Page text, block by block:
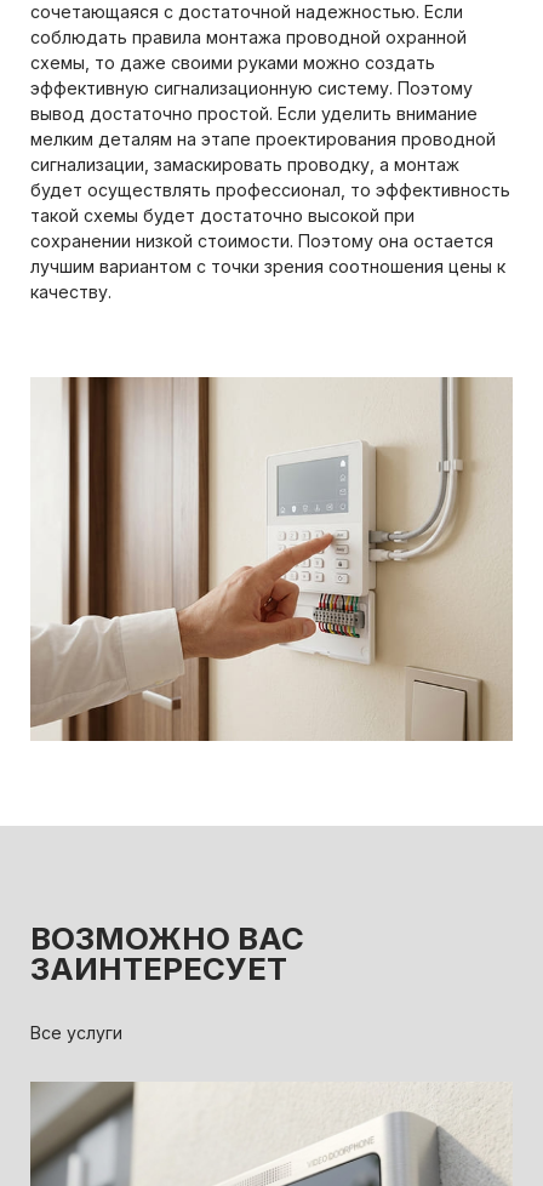
сочетающаяся с достаточной надежностью. Если
соблюдать правила монтажа проводной охранной
схемы, то даже своими руками можно создать
эффективную сигнализационную систему. Поэтому
вывод достаточно простой. Если уделить внимание
мелким деталям на этапе проектирования проводной
сигнализации, замаскировать проводку, а монтаж
будет осуществлять профессионал, то эффективность
такой схемы будет достаточно высокой при
сохранении низкой стоимости. Поэтому она остается
лучшим вариантом с точки зрения соотношения цены к
качеству.
ВОЗМОЖНО ВАС
ЗАИНТЕРЕСУЕТ
Все услуги